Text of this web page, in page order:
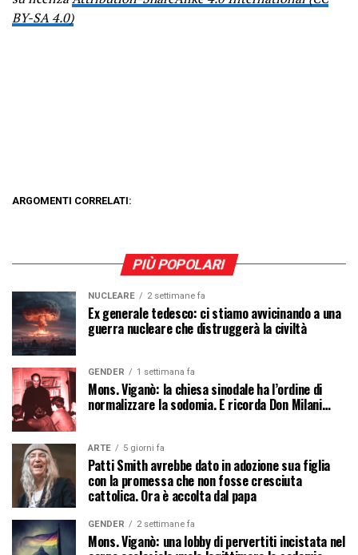
BY-SA 4.0)
ARGOMENTI CORRELATI:
PIÙ POPOLARI
NUCLEARE 2 settimane fa
Ex generale tedesco: ci stiamo avvicinando a una
guerra nucleare che distruggerà la civiltà
GENDER 1 settimana fa
Mons. Viganò: la chiesa sinodale ha l’ordine di
normalizzare la sodomia. E ricorda Don Milani…
ARTE 5 giorni fa
Patti Smith avrebbe dato in adozione sua figlia
con la promessa che non fosse cresciuta
cattolica. Ora è accolta dal papa
GENDER 2 settimane fa
Mons. Viganò: una lobby di pervertiti incistata nel